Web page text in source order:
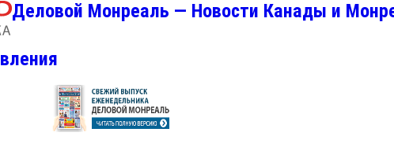
Деловой Монреаль — Новости Канады и